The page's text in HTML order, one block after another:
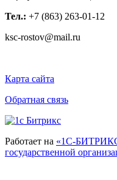
Тел.: +7 (863) 263-01-12
ksc-rostov@mail.ru
Карта сайта
Обратная связь
Работает на «1С-
государственной